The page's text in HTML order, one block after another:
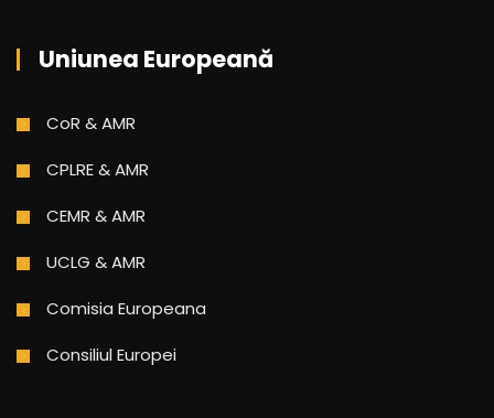
Uniunea Europeană
CoR & AMR
CPLRE & AMR
CEMR & AMR
UCLG & AMR
Comisia Europeana
Consiliul Europei